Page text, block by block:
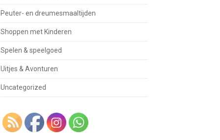
Peuter- en dreumesmaaltijden
Shoppen met Kinderen
Spelen & speelgoed
Uitjes & Avonturen
Uncategorized